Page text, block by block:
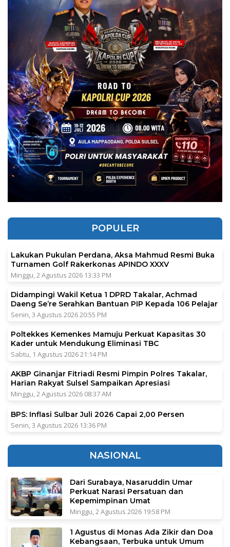
POPULER
Lakukan Pukulan Perdana, Aksa Mahmud Resmi Buka
Turnamen Golf Rakerkonas APINDO XXXV
Minggu, 2 Agustus 2026 13:33 PM
Didampingi Wakil Ketua 1 DPRD Takalar, Achmad
Daeng Se’re Serahkan Bantuan PIP Kepada 106 Pelajar
Senin, 3 Agustus 2026 20:55 PM
Poltekkes Kemenkes Mamuju Perkuat Kapasitas 30
Kader untuk Mendukung Eliminasi TBC
Sabtu, 1 Agustus 2026 21:14 PM
AKBP Ginanjar Fitriadi Resmi Pimpin Polres Takalar,
Harian Rakyat Sulsel Sampaikan Apresiasi
Minggu, 2 Agustus 2026 08:37 AM
BPS: Inflasi Sulbar Juli 2026 Capai 2,00 Persen
Senin, 3 Agustus 2026 13:36 PM
NASIONAL
Dari Surabaya, Nasaruddin Umar
Perkuat Narasi Persatuan dan
Kepemimpinan Umat
Minggu, 2 Agustus 2026 19:58 PM
1 Agustus di Monas Ada Zikir dan Doa
Kebangsaan, Terbuka untuk Umum